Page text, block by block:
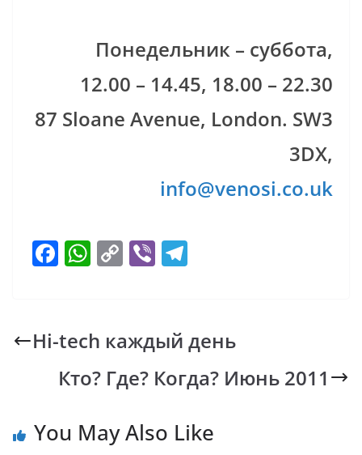
Понедельник – суббота,
12.00 – 14.45, 18.00 – 22.30
87 Sloane Avenue, London. SW3
3DX,
info@venosi.co.uk
F
b
o
o
W
s
A
p
C
y
Li
n
Vi
gr
a
m
Hi-tech каждый день
Ктo? Где? Когда? Июнь 2011
You May Also Like